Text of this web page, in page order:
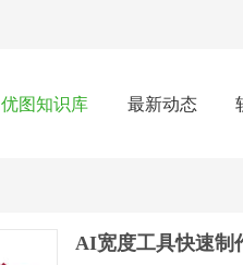
优图知识库 最新动态
AI宽度工具快速制